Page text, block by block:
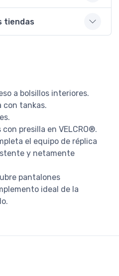
tiendas
a bolsillos interiores.
tankas.
presilla en VELCRO®.
el equipo de réplica
y netamente
pantalones
ideal de la